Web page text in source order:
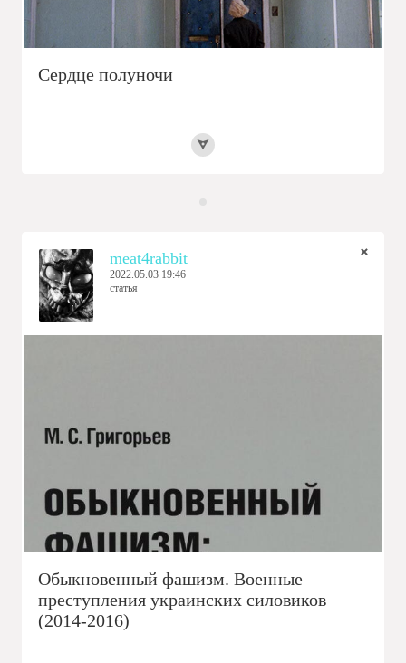
Сердце полуночи
meat4rabbit
2022.05.03 19:46
статья
Обыкновенный фашизм. Военные
преступления украинских силовиков
(2014-2016)